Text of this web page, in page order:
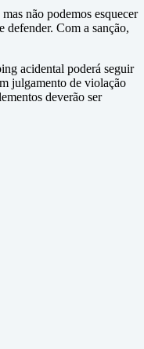
não podemos esquecer
defender. Com a sanção,
acidental poderá seguir
julgamento de violação
deverão ser